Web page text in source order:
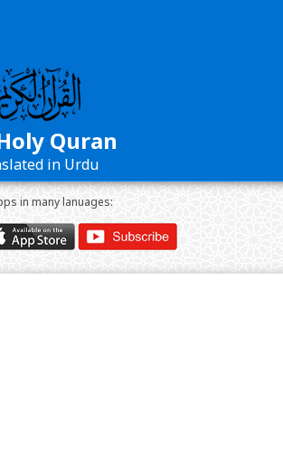
Quran
in Urdu
in many lanuages: